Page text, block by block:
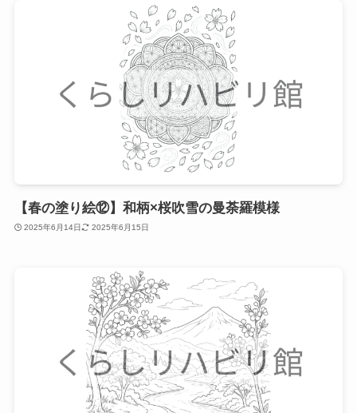
【春の塗り絵⑫】和柄×桜吹雪の曼荼羅模様
2025年6月14日 2025年6月15日